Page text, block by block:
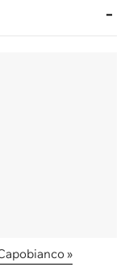
»